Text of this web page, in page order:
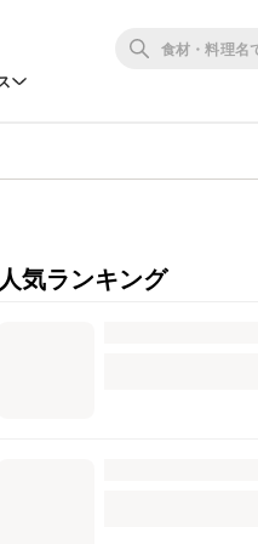
人気ランキング